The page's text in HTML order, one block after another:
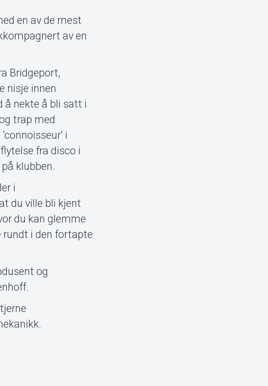
en av de mest
av en
Bridgeport,
nisje innen
å nekte å bli satt i
trap med
i
fra disco i
klubben.
i
du ville bli kjent
du kan glemme
rundt i den fortapte
og